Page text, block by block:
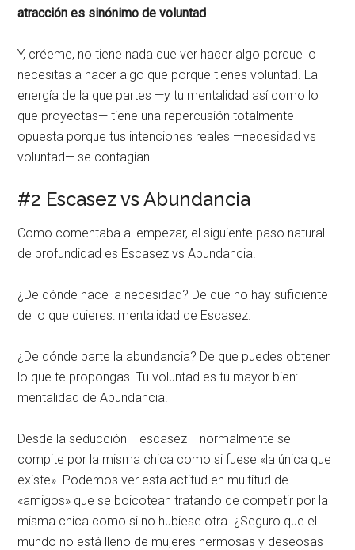
atracción es sinónimo de voluntad
Y, créeme, no tiene nada que ver hacer algo porque lo
necesitas a hacer algo que porque tienes voluntad. La
energía de la que partes —y tu mentalidad así como lo
que proyectas— tiene una repercusión totalmente
opuesta porque tus intenciones reales —necesidad vs
voluntad— se contagian.
#2 Escasez vs Abundancia
Como comentaba al empezar, el siguiente paso natural
de profundidad es Escasez vs Abundancia.
¿De dónde nace la necesidad? De que no hay suficiente
de lo que quieres: mentalidad de Escasez.
¿De dónde parte la abundancia? De que puedes obtener
lo que te propongas. Tu voluntad es tu mayor bien:
mentalidad de Abundancia.
Desde la seducción —escasez— normalmente se
compite por la misma chica como si fuese «la única que
existe». Podemos ver esta actitud en multitud de
«amigos» que se boicotean tratando de competir por la
misma chica como si no hubiese otra. ¿Seguro que el
mundo no está lleno de mujeres hermosas y deseosas